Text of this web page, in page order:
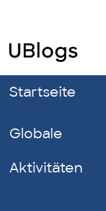
Startseite
Globale
Aktivitäten